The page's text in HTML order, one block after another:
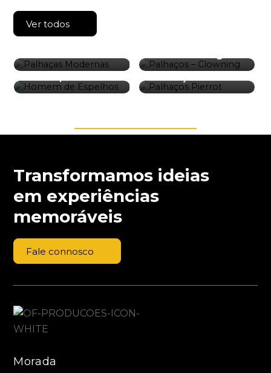
Ver todos
Homem de
Transformamos ideias
em experiências
memoráveis
Fale connosco
Morada